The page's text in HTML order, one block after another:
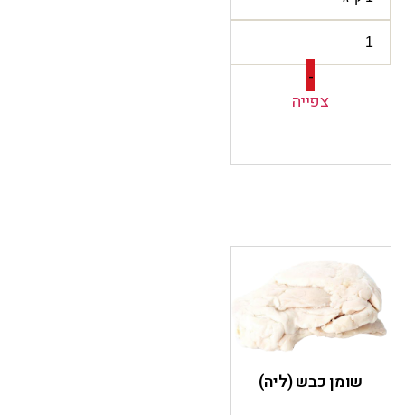
-
צפייה
שומן כבש (ליה)